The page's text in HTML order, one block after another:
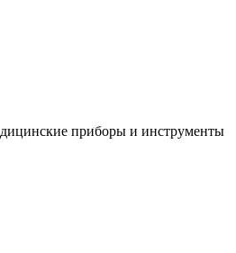
приборы и инструменты